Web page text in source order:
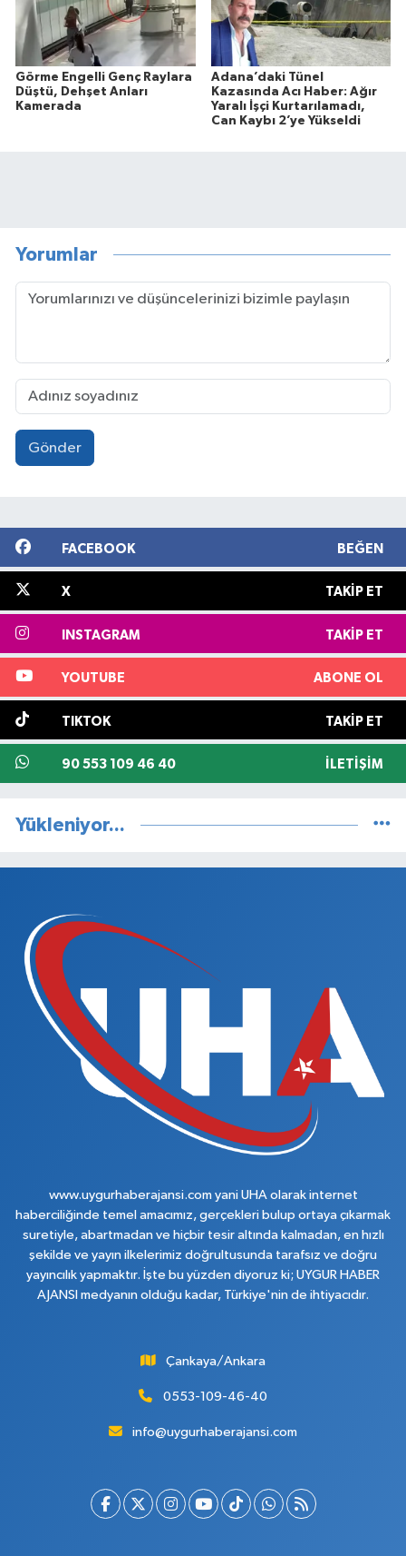
Görme Engelli Genç Raylara
Düştü, Dehşet Anları
Kamerada
Adana’daki Tünel
Kazasında Acı Haber: Ağır
Yaralı İşçi Kurtarılamadı,
Can Kaybı 2’ye Yükseldi
Yorumlar
Gönder
FACEBOOK BEĞEN
X TAKIP ET
INSTAGRAM TAKIP ET
YOUTUBE ABONE OL
TIKTOK TAKIP ET
90 553 109 46 40 İLETIŞIM
Yükleniyor...
www.uygurhaberajansi.com yani UHA olarak internet
haberciliğinde temel amacımız, gerçekleri bulup ortaya çıkarmak
suretiyle, abartmadan ve hiçbir tesir altında kalmadan, en hızlı
şekilde ve yayın ilkelerimiz doğrultusunda tarafsız ve doğru
yayıncılık yapmaktır. İşte bu yüzden diyoruz ki; UYGUR HABER
AJANSI medyanın olduğu kadar, Türkiye'nin de ihtiyacıdır.
Çankaya/Ankara
0553-109-46-40
info@uygurhaberajansi.com